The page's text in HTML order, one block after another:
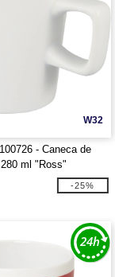
W32
- Caneca de
ml "Ross"
-25%